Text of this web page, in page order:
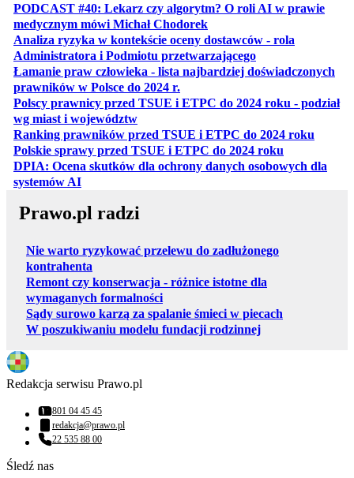
PODCAST #40: Lekarz czy algorytm? O roli AI w prawie
medycznym mówi Michał Chodorekotwiera się w nowej karcie
Analiza ryzyka w kontekście oceny dostawców - rola
Administratora i Podmiotu przetwarzającegootwiera się w
Łamanie praw człowieka - lista najbardziej doświadczonych
prawników w Polsce do 2024 r.
Polscy prawnicy przed TSUE i ETPC do 2024 roku - podział
wg miast i województwotwiera się w nowej karcie
Ranking prawników przed TSUE i ETPC do 2024 roku
Polskie sprawy przed TSUE i ETPC do 2024 roku
DPIA: Ocena skutków dla ochrony danych osobowych dla
systemów AIotwiera się w nowej karcie
Prawo.pl radzi
Nie warto ryzykować przelewu do zadłużonego
kontrahenta
Remont czy konserwacja - różnice istotne dla
wymaganych formalności
Sądy surowo karzą za spalanie śmieci w piecach
W poszukiwaniu modelu fundacji rodzinnej
Redakcja serwisu Prawo.pl
Numer telefonu:
801 04 45 45
Adres email:
redakcja@prawo.pl
Numer telefonu:
22 535 88 00
Śledź nas